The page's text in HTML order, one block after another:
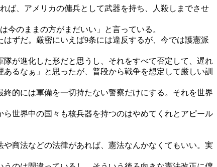
ば、アメリカの傭兵として武器を持ち、人殺しまでさせ
今のままの方がまだいい」と言っている。
ずだ。厳密にいえば9条には違反するが、今では護憲派
が進化した形だと思うし、それをすべて否定して、遅れ
るなぁ」と思ったが、普段から戦争を想定して厳しい訓
的には軍備を一切持たない警察だけにする。それを世界
世界中の国々も核兵器を持つのはやめてくれとアピール
商法などの法律があれば、憲法なんかなくてもいい。実